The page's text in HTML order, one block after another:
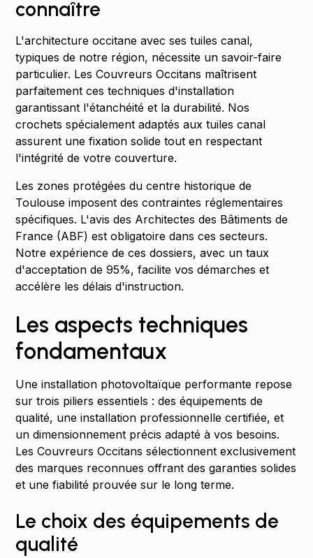
connaître
L'architecture occitane avec ses tuiles canal,
typiques de notre région, nécessite un savoir-faire
particulier. Les Couvreurs Occitans maîtrisent
parfaitement ces techniques d'installation
garantissant l'étanchéité et la durabilité. Nos
crochets spécialement adaptés aux tuiles canal
assurent une fixation solide tout en respectant
l'intégrité de votre couverture.
Les zones protégées du centre historique de
Toulouse imposent des contraintes réglementaires
spécifiques. L'avis des Architectes des Bâtiments de
France (ABF) est obligatoire dans ces secteurs.
Notre expérience de ces dossiers, avec un taux
d'acceptation de 95%, facilite vos démarches et
accélère les délais d'instruction.
Les aspects techniques
fondamentaux
Une installation photovoltaïque performante repose
sur trois piliers essentiels : des équipements de
qualité, une installation professionnelle certifiée, et
un dimensionnement précis adapté à vos besoins.
Les Couvreurs Occitans sélectionnent exclusivement
des marques reconnues offrant des garanties solides
et une fiabilité prouvée sur le long terme.
Le choix des équipements de
qualité